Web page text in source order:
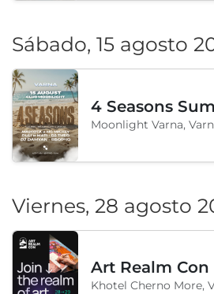
Sábado, 15 agosto
Moonlight Varna,
Viernes, 28 agosto